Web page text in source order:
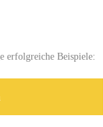
erfolgreiche Beispiele: